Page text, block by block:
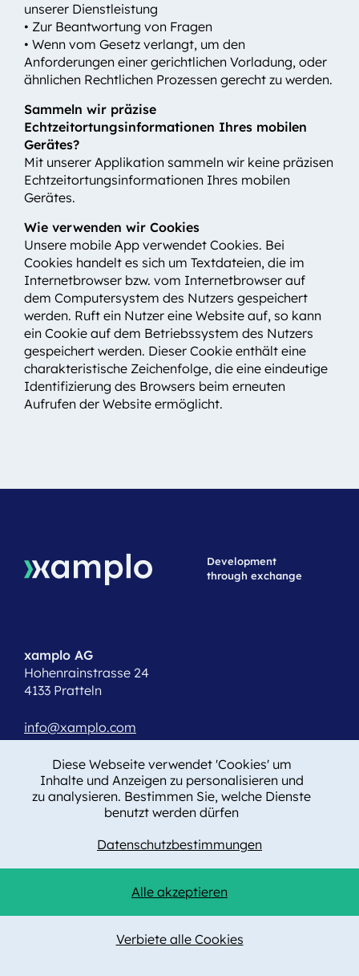
unserer Dienstleistung
• Zur Beantwortung von Fragen
• Wenn vom Gesetz verlangt, um den
Anforderungen einer gerichtlichen Vorladung, oder
ähnlichen Rechtlichen Prozessen gerecht zu werden.
Sammeln wir präzise
Echtzeitortungsinformationen Ihres mobilen
Gerätes?
Mit unserer Applikation sammeln wir keine präzisen
Echtzeitortungsinformationen Ihres mobilen
Gerätes.
Wie verwenden wir Cookies
Unsere mobile App verwendet Cookies. Bei
Cookies handelt es sich um Textdateien, die im
Internetbrowser bzw. vom Internetbrowser auf
dem Computersystem des Nutzers gespeichert
werden. Ruft ein Nutzer eine Website auf, so kann
ein Cookie auf dem Betriebssystem des Nutzers
gespeichert werden. Dieser Cookie enthält eine
charakteristische Zeichenfolge, die eine eindeutige
Identifizierung des Browsers beim erneuten
Aufrufen der Website ermöglicht.
Development
through exchange
xamplo AG
Hohenrainstrasse 24
4133 Pratteln
info@xamplo.com
T +41 61 508 15 19
Datenschutz
Cookie-Eintstellungen
© 2026 xamplo AG
Diese Webseite verwendet 'Cookies' um
Inhalte und Anzeigen zu personalisieren und
zu analysieren. Bestimmen Sie, welche Dienste
benutzt werden dürfen
Alle akzeptieren
Verbiete alle Cookies
Datenschutzbestimmungen